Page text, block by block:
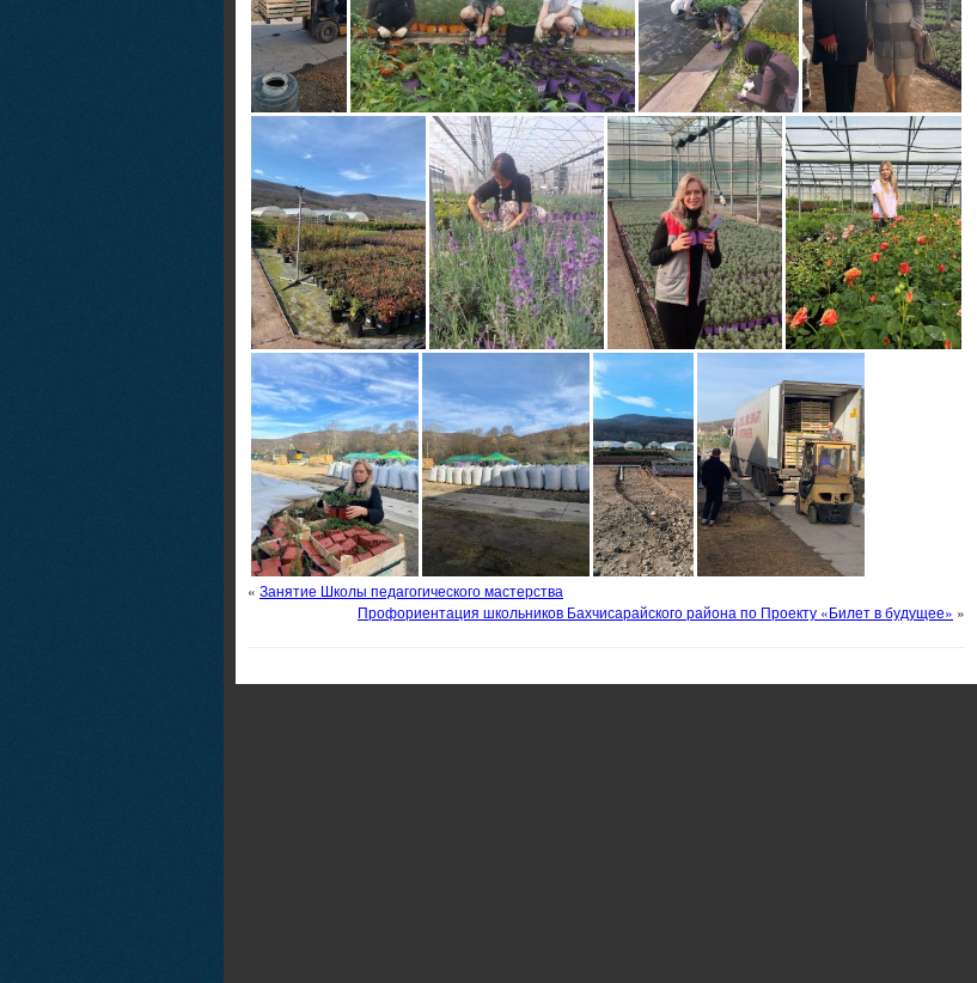
« Занятие Школы педагогического мастерства
Профориентация школьников Бахчисарайского района по Проекту «Билет в будущее» »